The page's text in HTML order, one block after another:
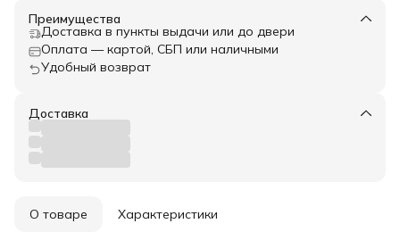
Преимущества
Доставка в пункты выдачи или до двери
Оплата — картой, СБП или наличными
Удобный возврат
Доставка
О товаре Характеристики